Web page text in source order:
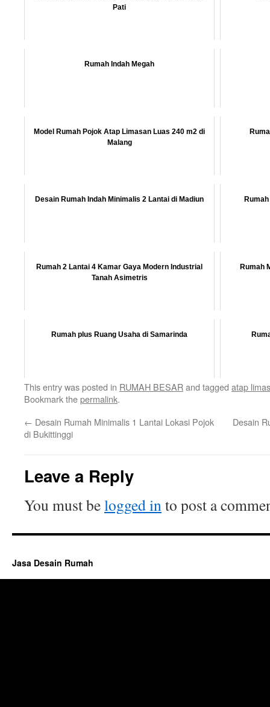
Pati
Rumah Indah Megah
Model Rumah Pojok Atap Limasan Luas 240 m2 di
Malang
Desain Rumah Indah Minimalis 2 Lantai di Madiun
Rumah 2 Lantai 4 Kamar Gaya Modern Industrial
Tanah Asimetris
Rumah
Rumah plus Ruang Usaha di Samarinda
This entry was posted in RUMAH BESARand tagged atap limas
Bookmark thepermalink.
← Desain Rumah Minimalis 1 Lantai Lokasi Pojok
di Bukittinggi
Desain
Leave a Reply
You must belogged into post a
Jasa Desain Rumah